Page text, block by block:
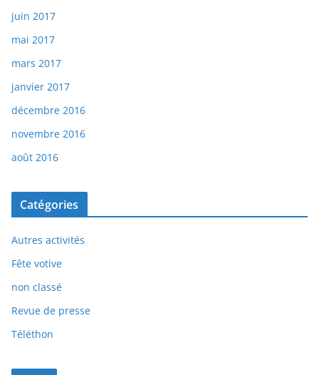
juin 2017
mai 2017
mars 2017
janvier 2017
décembre 2016
novembre 2016
août 2016
Catégories
Autres activités
Fête votive
non classé
Revue de presse
Téléthon